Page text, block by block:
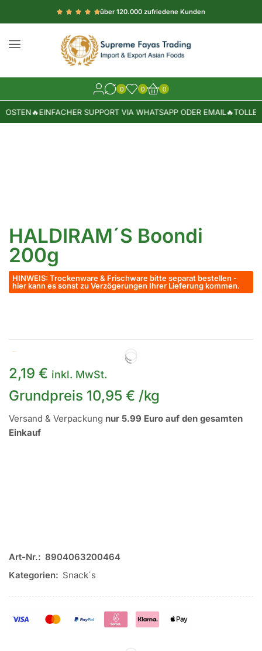
über 120.000 zufriedene Kunden
0 0 0
🔥EINFACHER SUPPORT VIA WHATSAPP ODER EMAIL🔥TOLLE
HALDIRAM´S Boondi
200g
HINWEIS: Trockenware & Frischware bitte separat bestellen -
hier kann es sonst zu Verzögerungen Ihrer Lieferung kommen.
2,19 € inkl. MwSt.
Grundpreis 10,95 € /kg
Versand & Verpackung nur 5.99 Euro auf den gesamten
Einkauf
Art-Nr.: 8904063200464
Kategorien: Snack´s